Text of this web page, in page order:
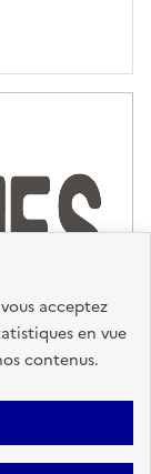
acceptez
en vue
contenus.
Mentions
FAQ